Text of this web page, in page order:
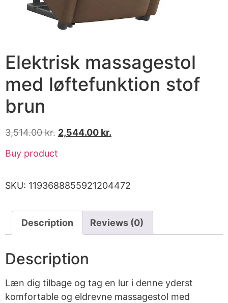
Elektrisk massagestol
med løftefunktion stof
brun
3,514.00kr. 2,544.00 kr.
Buy product
SKU: 1193688855921204472
Description Reviews (0)
Description
Læn dig tilbage og tag en lur i denne yderst
komfortable og eldrevne massagestol med